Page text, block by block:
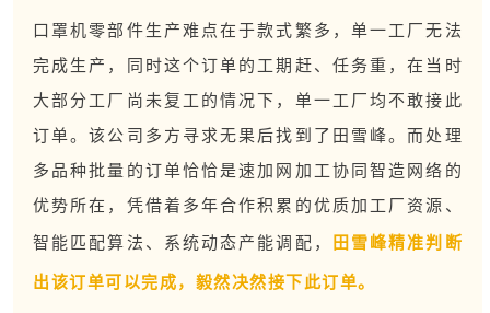
口罩机零部件生产难点在于款式繁多，单一工厂无法
完成生产，同时这个订单的工期赶、任务重，在当时
大部分工厂尚未复工的情况下，单一工厂均不敢接此
订单。该公司多方寻求无果后找到了田雪峰。而处理
多品种批量的订单恰恰是速加网加工协同智造网络的
优势所在，凭借着多年合作积累的优质加工厂资源、
智能匹配算法、系统动态产能调配，
田雪峰精准判断
出该订单可以完成，毅然决然接下此订单。